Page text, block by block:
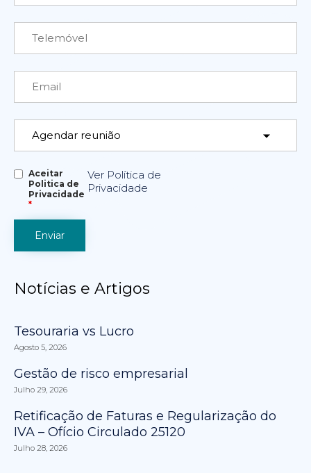
Aceitar
Politica de
Privacidade
*
Ver Política de
Privacidade
Notícias e Artigos
Tesouraria vs Lucro
Agosto 5, 2026
Gestão de risco empresarial
Julho 29, 2026
Retificação de Faturas e Regularização do
IVA – Ofício Circulado 25120
Julho 28, 2026